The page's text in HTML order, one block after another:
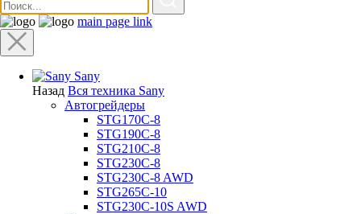
main page link
Sany
Назад Вся техника Sany
Автогрейдеры
STG170C-8
STG190C-8
STG210C-8
STG230C-8
STG230C-8 AWD
STG265C-10
STG230C-10S AWD